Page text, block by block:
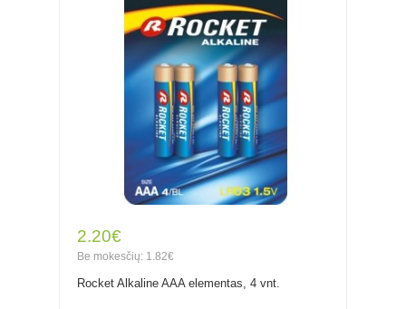
2.20€
Be mokesčių: 1.82€
Rocket Alkaline AAA elementas, 4 vnt.